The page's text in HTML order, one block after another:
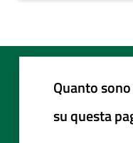
Quanto
su questa